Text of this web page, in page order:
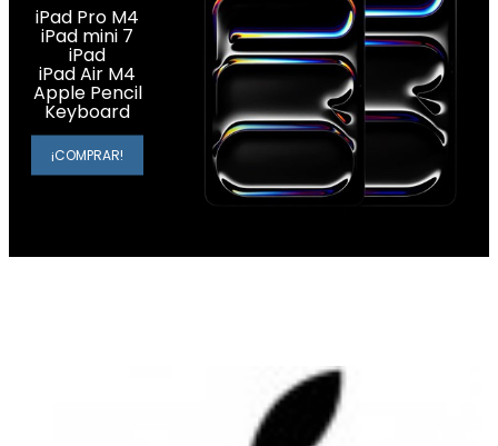
iPad Pro M4
iPad mini 7
iPad
iPad Air M4
Apple Pencil
Keyboard
¡COMPRAR!